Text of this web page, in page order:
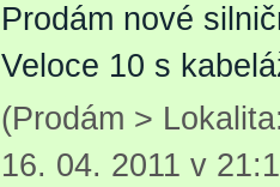
Prodám nové
Veloce 10 s
(Prodám >
16. 04. 2011 v